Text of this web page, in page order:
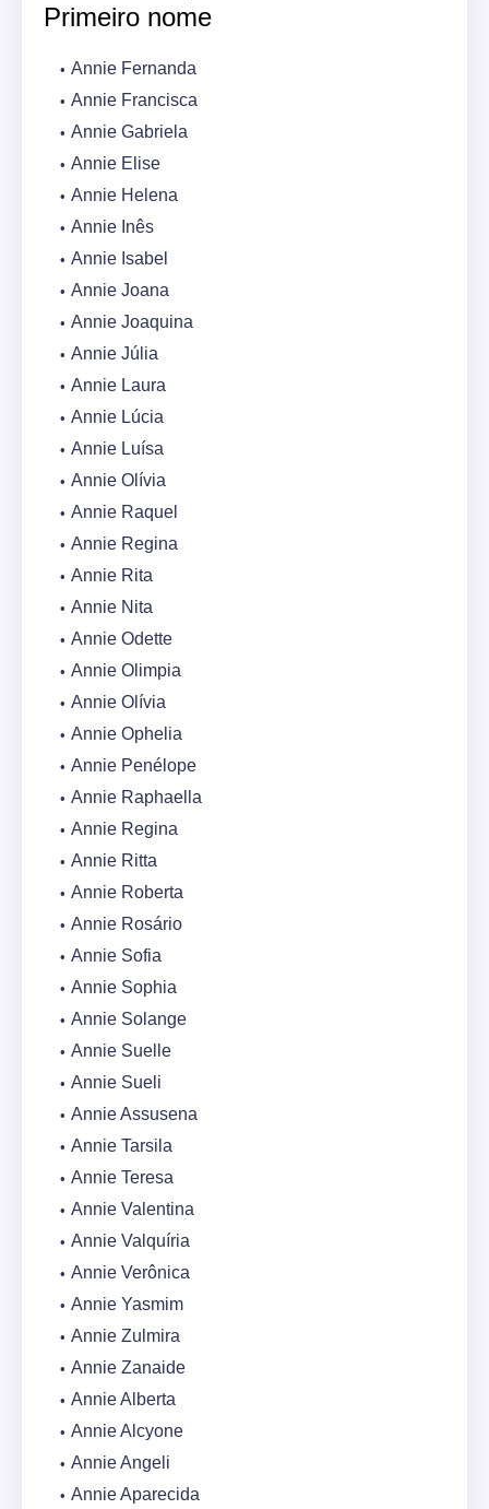
Primeiro nome
Annie Fernanda
Annie Francisca
Annie Gabriela
Annie Elise
Annie Helena
Annie Inês
Annie Isabel
Annie Joana
Annie Joaquina
Annie Júlia
Annie Laura
Annie Lúcia
Annie Luísa
Annie Olívia
Annie Raquel
Annie Regina
Annie Rita
Annie Nita
Annie Odette
Annie Olimpia
Annie Olívia
Annie Ophelia
Annie Penélope
Annie Raphaella
Annie Regina
Annie Ritta
Annie Roberta
Annie Rosário
Annie Sofia
Annie Sophia
Annie Solange
Annie Suelle
Annie Sueli
Annie Assusena
Annie Tarsila
Annie Teresa
Annie Valentina
Annie Valquíria
Annie Verônica
Annie Yasmim
Annie Zulmira
Annie Zanaide
Annie Alberta
Annie Alcyone
Annie Angeli
Annie Aparecida